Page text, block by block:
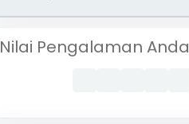
Nilai Pengalaman Anda